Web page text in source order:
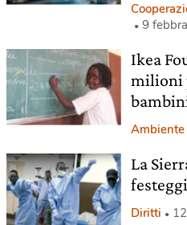
9
Ikea
milioni
Ambiente
La
Diritti